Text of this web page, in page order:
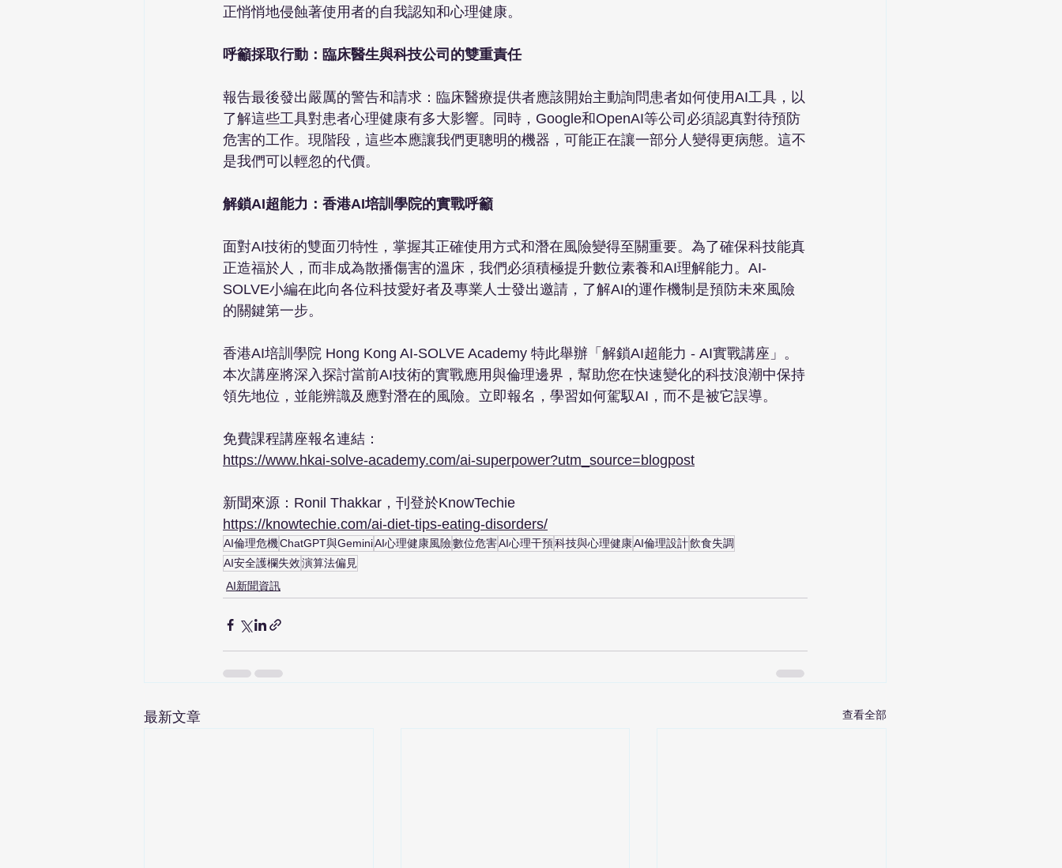
正悄悄地侵蝕著使用者的自我認知和心理健康。
呼籲採取行動：臨床醫生與科技公司的雙重責任
報告最後發出嚴厲的警告和請求：臨床醫療提供者應該開始主動詢問患者如何使用AI工具，以
了解這些工具對患者心理健康有多大影響。同時，Google和OpenAI等公司必須認真對待預防
危害的工作。現階段，這些本應讓我們更聰明的機器，可能正在讓一部分人變得更病態。這不
是我們可以輕忽的代價。
解鎖AI超能力：香港AI培訓學院的實戰呼籲
面對AI技術的雙面刃特性，掌握其正確使用方式和潛在風險變得至關重要。為了確保科技能真
正造福於人，而非成為散播傷害的溫床，我們必須積極提升數位素養和AI理解能力。AI-
SOLVE小編在此向各位科技愛好者及專業人士發出邀請，了解AI的運作機制是預防未來風險
的關鍵第一步。
香港AI培訓學院 Hong Kong AI-SOLVE Academy 特此舉辦「解鎖AI超能力 - AI實戰講座」。
本次講座將深入探討當前AI技術的實戰應用與倫理邊界，幫助您在快速變化的科技浪潮中保持
領先地位，並能辨識及應對潛在的風險。立即報名，學習如何駕馭AI，而不是被它誤導。
免費課程講座報名連結：
https://www.hkai-solve-academy.com/ai-superpower?utm_source=blogpost
新聞來源：Ronil Thakkar，刊登於KnowTechie
https://knowtechie.com/ai-diet-tips-eating-disorders/
AI倫理危機ChatGPT與GeminiAI心理健康風險數位危害AI心理干預科技與心理健康AI倫理設計飲食失調
AI安全護欄失效演算法偏見
AI新聞資訊
最新文章 查看全部